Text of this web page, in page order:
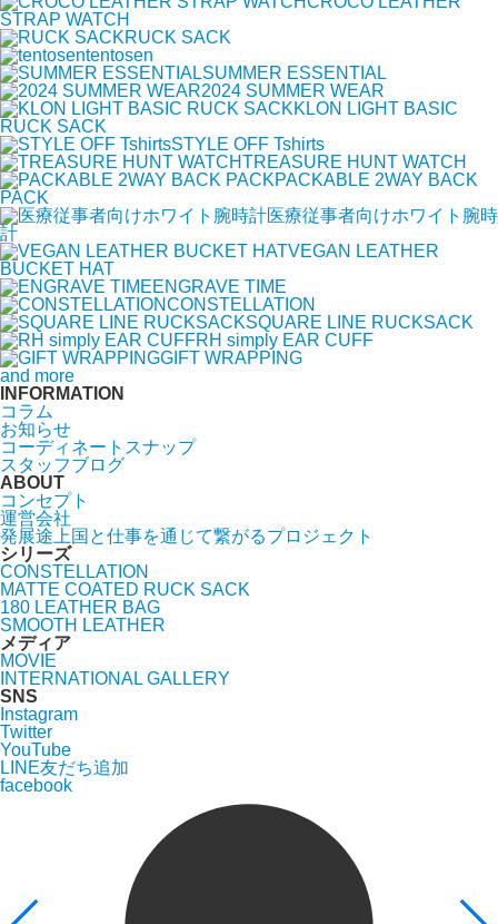
STRAP WATCH
RUCK SACK
tentosen
SUMMER ESSENTIAL
2024 SUMMER WEAR
KLON LIGHT BASIC
RUCK SACK
STYLE OFF Tshirts
TREASURE HUNT WATCH
PACKABLE 2WAY BACK
PACK
医療従事者向けホワイト腕時
計
VEGAN LEATHER
BUCKET HAT
ENGRAVE TIME
CONSTELLATION
SQUARE LINE RUCKSACK
RH simply EAR CUFF
GIFT WRAPPING
and more
INFORMATION
コラム
お知らせ
コーディネートスナップ
スタッフブログ
ABOUT
コンセプト
運営会社
発展途上国と仕事を通じて繋がるプロジェクト
シリーズ
CONSTELLATION
MATTE COATED RUCK SACK
180 LEATHER BAG
SMOOTH LEATHER
メディア
MOVIE
INTERNATIONAL GALLERY
SNS
Instagram
Twitter
YouTube
LINE友だち追加
facebook